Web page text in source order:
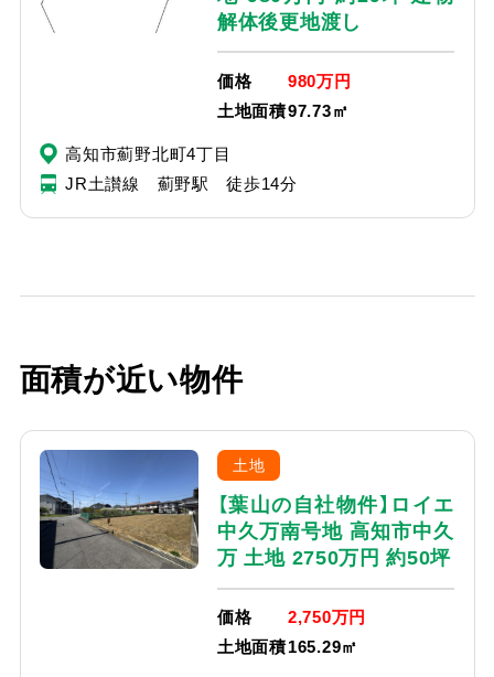
解体後更地渡し
価格
980万円
土地面積97.73㎡
高知市薊野北町4丁目
JR土讃線 薊野駅 徒歩14分
面積が近い物件
土地
【葉山の自社物件】ロイエ
中久万南号地 高知市中久
万 土地 2750万円 約50坪
価格
2,750万円
土地面積165.29㎡